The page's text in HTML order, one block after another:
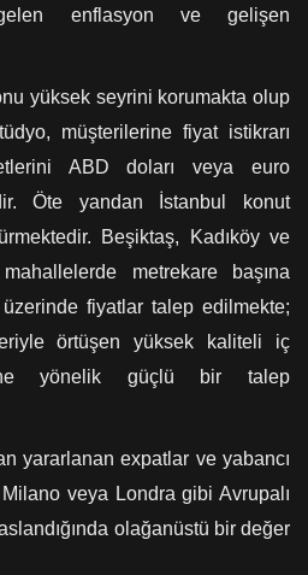
enflasyon ve gelişen
yüksek seyrini korumakta olup
müşterilerine fiyat istikrarı
ABD doları veya euro
Öte yandan İstanbul konut
Beşiktaş, Kadıköy ve
metrekare başına
fiyatlar talep edilmekte;
örtüşen yüksek kaliteli iç
yönelik güçlü bir talep
yararlanan expatlar ve yabancı
Milano veya Londra gibi Avrupalı
olağanüstü bir değer